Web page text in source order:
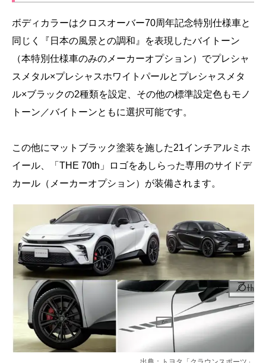
ボディカラーはクロスオーバー70周年記念特別仕様車と
同じく『日本の風景との調和』を表現したバイトーン
（本特別仕様車のみのメーカーオプション）でプレシャ
スメタル×プレシャスホワイトパールとプレシャスメタ
ル×ブラックの2種類を設定、その他の標準設定色もモノ
トーン／バイトーンともに選択可能です。
この他にマットブラック塗装を施した21インチアルミホ
イール、「THE 70th」ロゴをあしらった専用のサイドデ
カール（メーカーオプション）が装備されます。